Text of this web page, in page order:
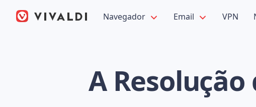
Navegador Email VPN
A